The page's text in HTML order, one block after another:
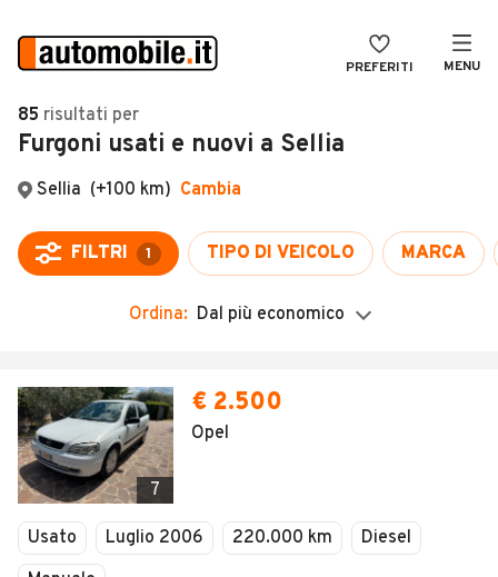
PREFERITI MENU
Auto
Auto usate
Auto Km 0
Auto Nuove
Noleggio a lungo termine
Moto
Camper
Veicoli Commerciali
Concessionari
VENDI
MAGAZINE
ACCEDI
85 risultati per
Furgoni usati e nuovi a Sellia
Sellia (+100 km) Cambia
FILTRI 1 TIPO DI VEICOLO MARCA
Ordina: Dal più economico